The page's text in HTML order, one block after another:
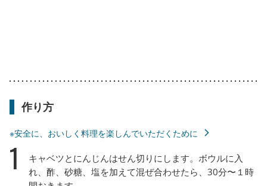
作り方
※安全に、おいしく料理を楽しんでいただくために
1
キャベツとにんじんはせん切りにします。ボウルに入
れ、酢、砂糖、塩を加えて混ぜ合わせたら、30分〜１時